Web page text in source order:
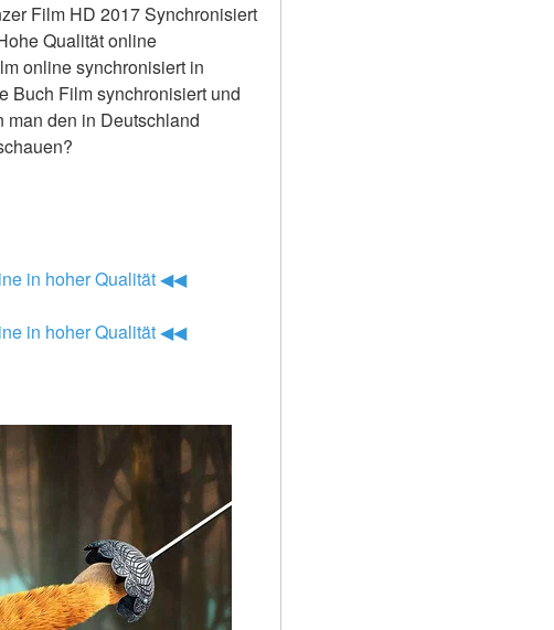
Film HD 2017 Synchronisiert
Qualität online
online synchronisiert in
Buch Film synchronisiert und
den in Deutschland
in hoher Qualität ◀◀
in hoher Qualität ◀◀